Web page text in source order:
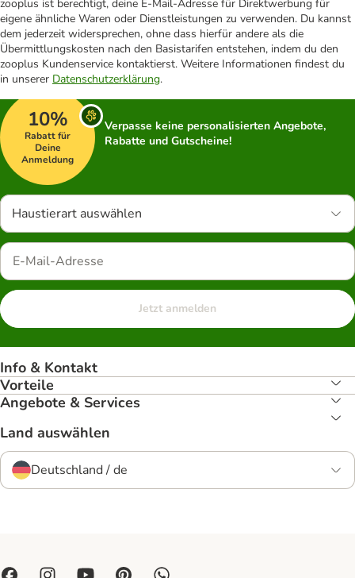
zooplus ist berechtigt, deine E-Mail-Adresse für Direktwerbung für
eigene ähnliche Waren oder Dienstleistungen zu verwenden. Du kannst
dem jederzeit widersprechen, ohne dass hierfür andere als die
Übermittlungskosten nach den Basistarifen entstehen, indem du den
zooplus Kundenservice kontaktierst. Weitere Informationen findest du
in unserer Datenschutzerklärung.
10%
Rabatt für
Deine
Anmeldung
Verpasse keine personalisierten Angebote,
Rabatte und Gutscheine!
Haustierart auswählen
Jetzt anmelden
Info & Kontakt
Vorteile
Angebote & Services
Land auswählen
Deutschland / de